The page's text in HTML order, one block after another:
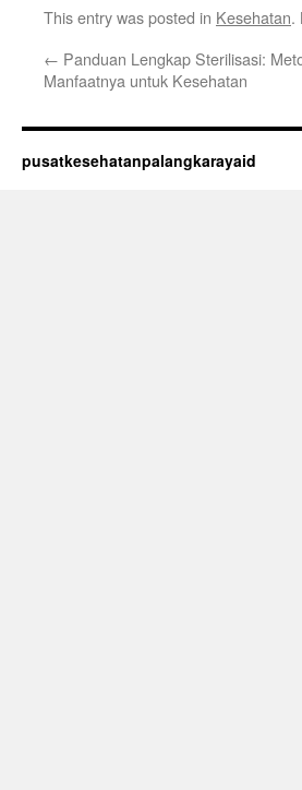
This entry was posted in Kesehatan.
← Panduan Lengkap Sterilisasi:
Manfaatnya untuk Kesehatan
pusatkesehatanpalangkarayaid